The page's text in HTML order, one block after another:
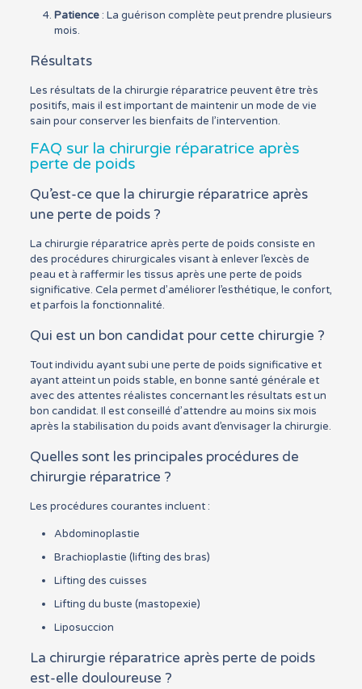
Patience: La guérison complète peut prendre plusieurs
mois.
Résultats
Les résultats de la chirurgie réparatrice peuvent être très
positifs, mais il est important de maintenir un mode de vie
sain pour conserver les bienfaits de l’intervention.
FAQ sur la chirurgie réparatrice après
perte de poids
Qu’est-ce que la chirurgie réparatrice après
une perte de poids ?
La chirurgie réparatrice après perte de poids consiste en
des procédures chirurgicales visant à enlever l’excès de
peau et à raffermir les tissus après une perte de poids
significative. Cela permet d’améliorer l’esthétique, le confort,
et parfois la fonctionnalité.
Qui est un bon candidat pour cette chirurgie ?
Tout individu ayant subi une perte de poids significative et
ayant atteint un poids stable, en bonne santé générale et
avec des attentes réalistes concernant les résultats est un
bon candidat. Il est conseillé d’attendre au moins six mois
après la stabilisation du poids avant d’envisager la chirurgie.
Quelles sont les principales procédures de
chirurgie réparatrice ?
Les procédures courantes incluent :
Abdominoplastie
Brachioplastie (lifting des bras)
Lifting des cuisses
Lifting du buste (mastopexie)
Liposuccion
La chirurgie réparatrice après perte de poids
est-elle douloureuse ?